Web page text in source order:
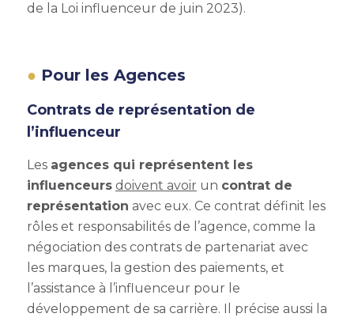
de la Loi influenceur de juin 2023).
Pour les Agences
Contrats de représentation de
l’influenceur
Les agences qui représentent les
influenceurs doivent avoir un contrat de
représentation avec eux. Ce contrat définit les
rôles et responsabilités de l’agence, comme la
négociation des contrats de partenariat avec
les marques, la gestion des paiements, et
l’assistance à l’influenceur pour le
développement de sa carrière. Il précise aussi la